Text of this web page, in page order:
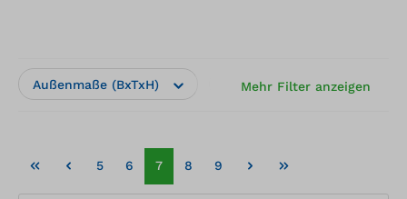
Mehr Filter anzeigen
Außenmaße (BxTxH) Hersteller
5 6 7 8 9